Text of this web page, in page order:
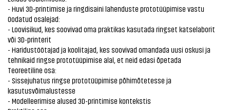
- Huvi 3D-printimise ja ringdisaini lahenduste prototüüpimise vastu
Oodatud osalejad:
- Loovisikud, kes soovivad oma praktikas kasutada ringset katselaborit
või 3D-printerit
- Haridustöötajad ja koolitajad, kes soovivad omandada uusi oskusi ja
tehnikaid ringse prototüüpimise alal, et neid edasi õpetada
Teoreetiline osa:
- Sissejuhatus ringse prototüüpimise põhimõtetesse ja
kasutusvõimalustesse
- Modelleerimise alused 3D-printimise kontekstis